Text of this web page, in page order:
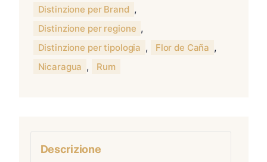
Distinzione per Brand ,
Distinzione per regione ,
Distinzione per tipologia , Flor de Caña ,
Nicaragua , Rum
Descrizione